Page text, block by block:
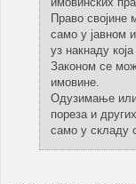
Право својине
само у јавном
уз накнаду
Законом се
имовине.
Одузимање
пореза и
само у складу